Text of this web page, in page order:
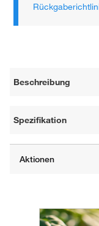
Beschreibung
Spezifikation